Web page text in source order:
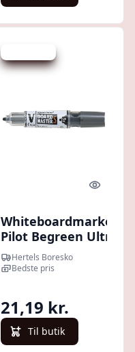
Quick
Whiteboardmarker
Pilot Begreen Ultra
Fine Sort
Hertels Boresko
Bedste pris
21,19 kr.
Til butik